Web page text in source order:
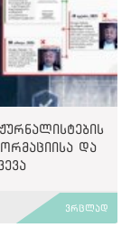
და
ვრცლად